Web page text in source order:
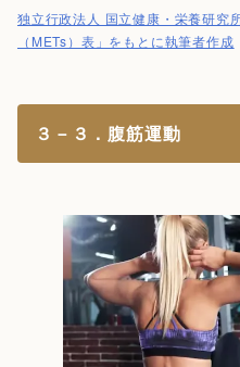
独立行政法人 国立健康・栄養研究
（METs）表」をもとに執筆者作成
３－３．腹筋運動